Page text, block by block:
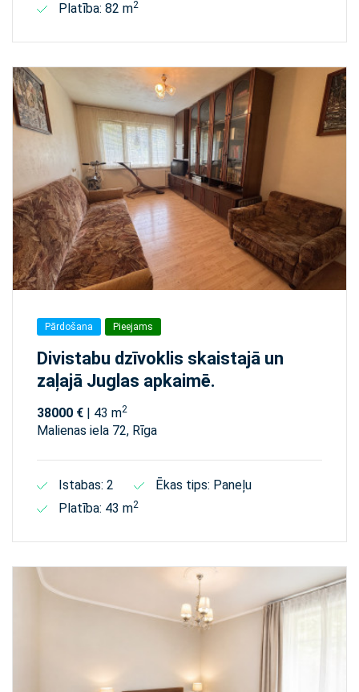
Platība: 82 m2
Pārdošana Pieejams
Divistabu dzīvoklis skaistajā un
zaļajā Juglas apkaimē.
38000 € | 43 m2
Malienas iela 72, Rīga
Istabas: 2
Ēkas tips: Paneļu
Platība: 43 m2